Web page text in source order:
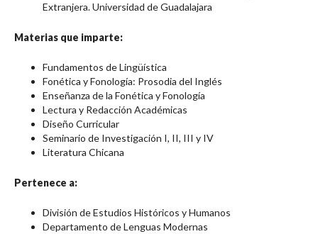
Extranjera. Universidad de Guadalajara
Materias que imparte:
Fundamentos de Lingüística
Fonética y Fonología: Prosodia del Inglés
Enseñanza de la Fonética y Fonología
Lectura y Redacción Académicas
Diseño Curricular
Seminario de Investigación I, II, III y IV
Literatura Chicana
Pertenece a:
División de Estudios Históricos y Humanos
Departamento de Lenguas Modernas